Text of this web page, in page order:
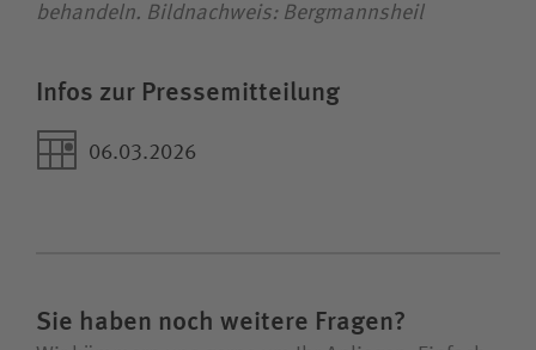
Infos zur Pressemitteilung
06.03.2026
Sie haben noch weitere Fragen?
behandeln. Bildnachweis: Bergmannsheil